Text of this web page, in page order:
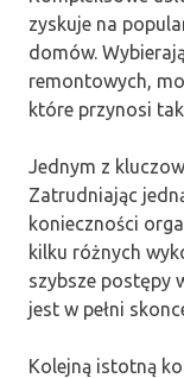
zyskuje na
domów.
remontowych,
które przynosi
Jednym z
Zatrudniając
konieczności
kilku różnych
szybsze postępy
jest w pełni
Kolejną istotną